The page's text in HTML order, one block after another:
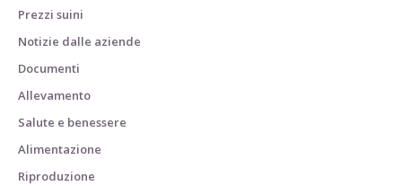
Prezzi suini
Notizie dalle aziende
Documenti
Allevamento
Salute e benessere
Alimentazione
Riproduzione